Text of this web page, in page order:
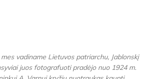
vadiname Lietuvos patriarchu, Jablonskį
juos fotografuoti pradėjo nuo 1924 m.